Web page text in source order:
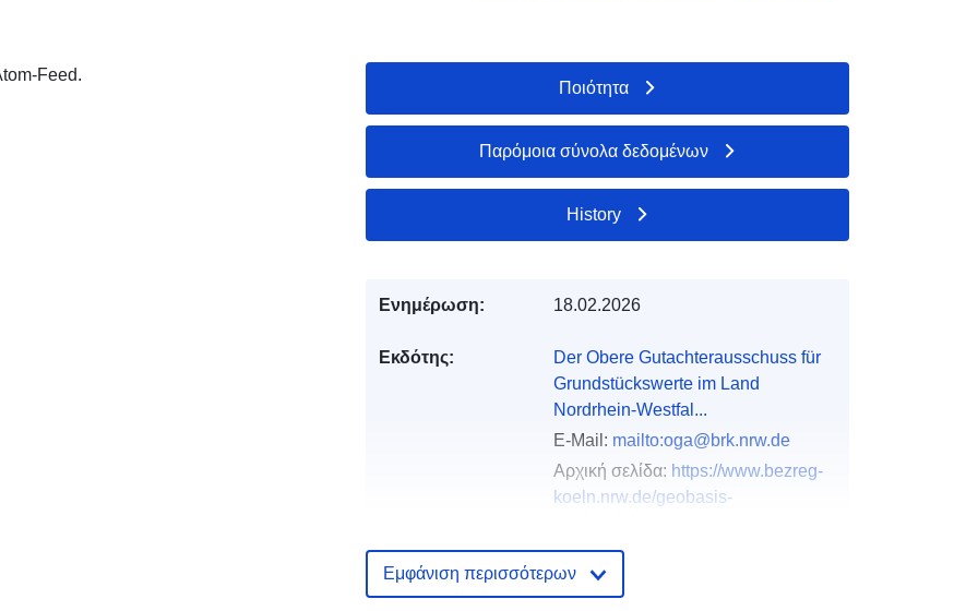
Feed.
Ποιότητα
Παρόμοια σύνολα δεδομένων
History
Ενημέρωση: 18.02.2026
Εκδότης:
Der Obere Gutachterausschuss für
Grundstückswerte im Land
Nordrhein-Westfal...
E-Mail: mailto:oga@brk.nrw.de
Αρχική σελίδα: https://www.bezreg-
koeln.nrw.de/geobasis-
dienste/grundstue...
Εμφάνιση περισσότερων